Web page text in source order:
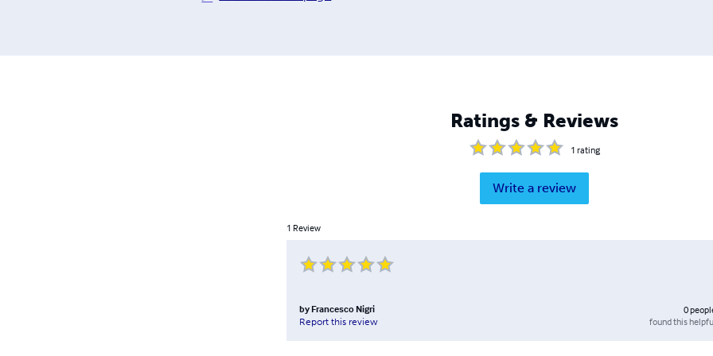
Ratings & Reviews
1 rating
Write a review
1 Review
by Francesco Nigri
Report this review
0
found this